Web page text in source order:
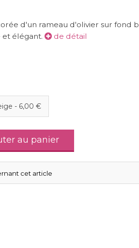
d'un rameau d'olivier sur fond
élégant.
de détail
- 6,00 €
au panier
cet article